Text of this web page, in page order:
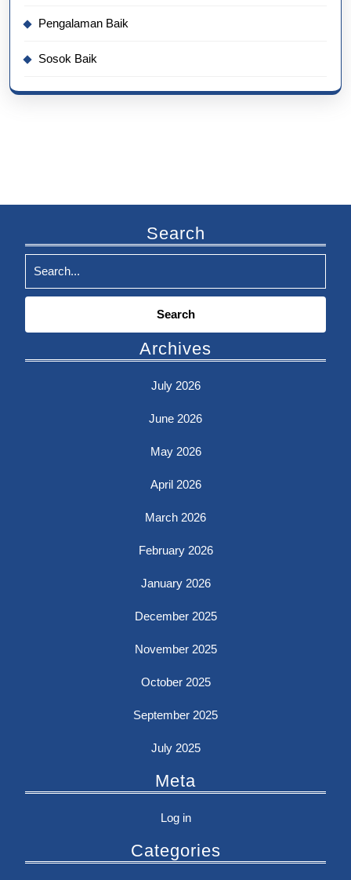
Pengalaman Baik
Sosok Baik
Search
Search
Archives
July 2026
June 2026
May 2026
April 2026
March 2026
February 2026
January 2026
December 2025
November 2025
October 2025
September 2025
July 2025
Meta
Log in
Categories